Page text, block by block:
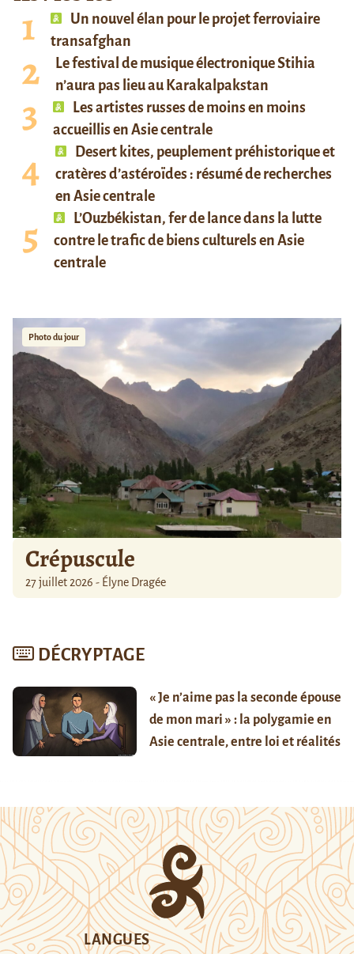
Un nouvel élan pour le projet ferroviaire
transafghan
Le festival de musique électronique Stihia
n’aura pas lieu au Karakalpakstan
Les artistes russes de moins en moins
accueillis en Asie centrale
Desert kites, peuplement préhistorique et
cratères d’astéroïdes : résumé de recherches
en Asie centrale
L’Ouzbékistan, fer de lance dans la lutte
contre le trafic de biens culturels en Asie
centrale
Photo du jour
Crépuscule
27 juillet 2026 - Élyne Dragée
DÉCRYPTAGE
« Je n’aime pas la seconde épouse
de mon mari » : la polygamie en
Asie centrale, entre loi et réalités
LANGUES